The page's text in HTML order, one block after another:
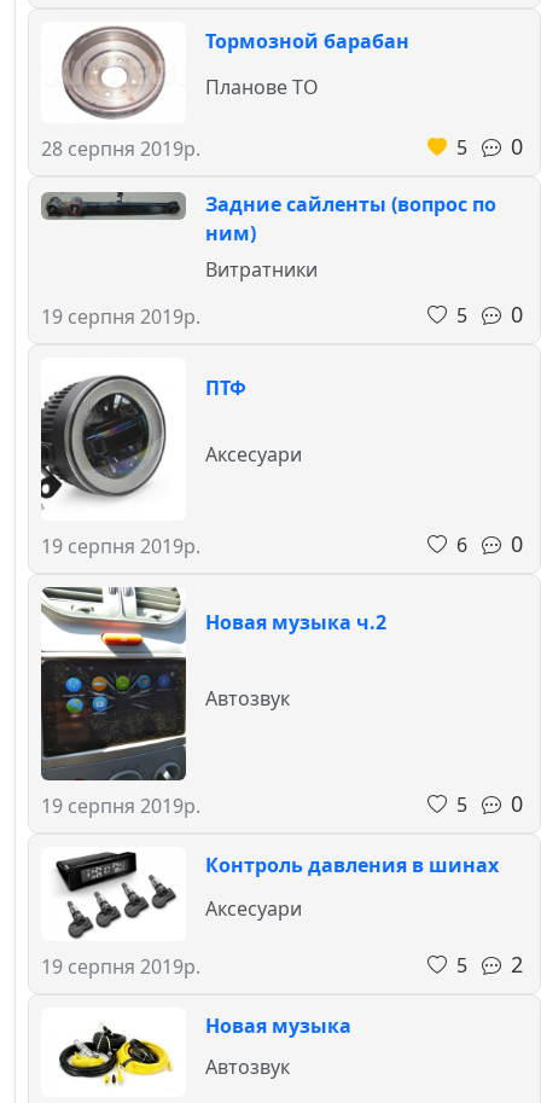
Тормозной барабан
28 серпня 2019р.
Планове ТО
5 0
Задние сайленты (вопрос по
ним)
19 серпня 2019р.
Витратники
5
0
ПТФ
19 серпня 2019р.
Аксесуари
6 0
Новая музыка ч.2
19 серпня 2019р.
Автозвук
5 0
Контроль давления в шинах
19 серпня 2019р.
Аксесуари
5 2
Новая музыка
Автозвук